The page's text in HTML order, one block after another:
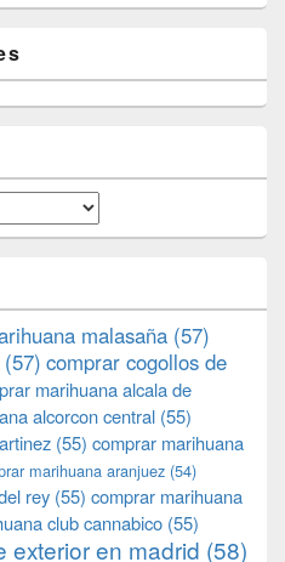
malasaña (57)
(57) comprar cogollos de
marihuana alcala de
alcorcon central (55)
(55) comprar marihuana
marihuana aranjuez (54)
rey (55) comprar marihuana
club cannabico (55)
exterior en madrid (58)